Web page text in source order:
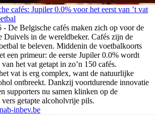
cafés: Jupiler 0.0% voor het eerst van ’t vat
De Belgische cafés maken zich op voor de
Duivels in de wereldbeker. Cafés zijn de
te beleven. Middenin de voetbalkoorts
een primeur: de eerste Jupiler 0.0% wordt
het vat getapt in zo’n 150 cafés.
vat is erg complex, want de natuurlijke
ontbreekt. Dankzij voortdurende innovatie
supporters nu samen klinken op de
getapte alcoholvrije pils.
ab-inbev.be